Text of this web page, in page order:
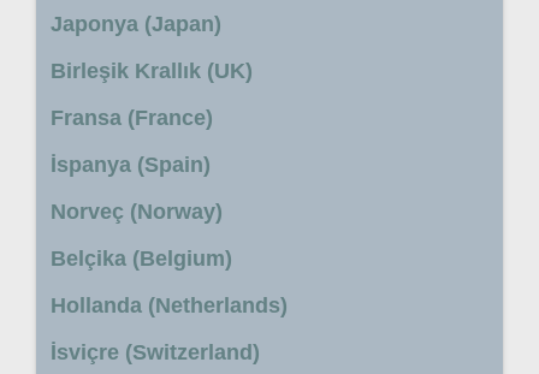
Japonya (Japan)
Birleşik Krallık (UK)
Fransa (France)
İspanya (Spain)
Norveç (Norway)
Belçika (Belgium)
Hollanda (Netherlands)
İsviçre (Switzerland)